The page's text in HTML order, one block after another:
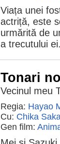
Viața unei
actriță, este
urmărită de
a trecutului
Tonari
Vecinul meu
Regia: Hayao
Cu: Chika
Gen film: